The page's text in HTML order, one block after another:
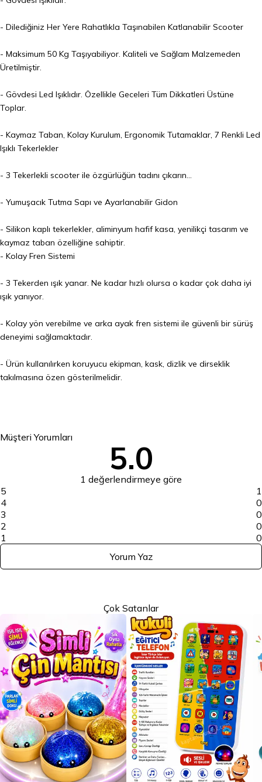
- Dilediğiniz Her Yere Rahatlıkla Taşınabilen Katlanabilir Scooter
- Maksimum 50 Kg Taşıyabiliyor. Kaliteli ve Sağlam Malzemeden
Üretilmiştir.
- Gövdesi Led Işıklıdır. Özellikle Geceleri Tüm Dikkatleri Üstüne
Toplar.
- Kaymaz Taban, Kolay Kurulum, Ergonomik Tutamaklar, 7 Renkli Led
Işıklı Tekerlekler
- 3 Tekerlekli scooter ile özgürlüğün tadını çıkarın...
- Yumuşacık Tutma Sapı ve Ayarlanabilir Gidon
- Silikon kaplı tekerlekler, aliminyum hafif kasa, yenilikçi tasarım ve
kaymaz taban özelliğine sahiptir.
- Kolay Fren Sistemi
- 3 Tekerden ışık yanar. Ne kadar hızlı olursa o kadar çok daha iyi
ışık yanıyor.
- Kolay yön verebilme ve arka ayak fren sistemi ile güvenli bir sürüş
deneyimi sağlamaktadır.
- Ürün kullanılırken koruyucu ekipman, kask, dizlik ve dirseklik
takılmasına özen gösterilmelidir.
Müşteri Yorumları
5.0
1 değerlendirmeye göre
5
1
4
0
3
0
2
0
1
0
Yorum Yaz
Çok Satanlar